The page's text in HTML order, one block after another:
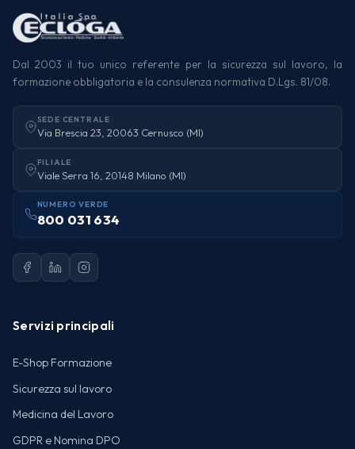
Dal 2003 il tuo unico referente per la sicurezza sul lavoro, la
formazione obbligatoria e la consulenza normativa D.Lgs. 81/08.
SEDE CENTRALE
Via Brescia 23, 20063 Cernusco (MI)
FILIALE
Viale Serra 16, 20148 Milano (MI)
NUMERO VERDE
800 031 634
Servizi principali
E-Shop Formazione
Sicurezza sul lavoro
Medicina del Lavoro
GDPR e Nomina DPO